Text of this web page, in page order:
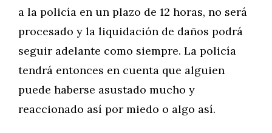
a la policía en un plazo de 12 horas, no será
procesado y la liquidación de daños podrá
seguir adelante como siempre. La policía
tendrá entonces en cuenta que alguien
puede haberse asustado mucho y
reaccionado así por miedo o algo así.